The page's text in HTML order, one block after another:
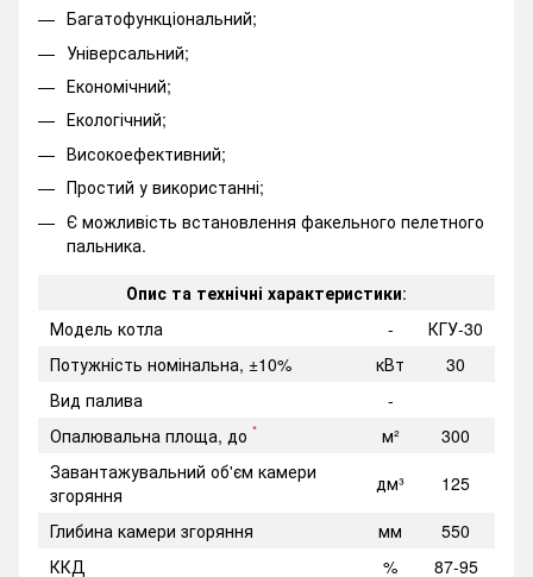
Багатофункціональний;
Універсальний;
Економічний;
Екологічний;
Високоефективний;
Простий у використанні;
Є можливість встановлення факельного пелетного
пальника.
Опис та технічні характеристики:
Модель котла
-
КГУ-30
Потужність номінальна, ±10%
кВт
30
Вид палива
-
Опалювальна площа, до * м²
300
Завантажувальний об'єм камери
згоряння
дм³
125
Глибина камери згоряння
мм
550
ККД
% 87-95